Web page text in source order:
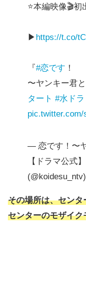
⭐️本編映像🎬初
▶︎ https://t.co/
『 #恋です ！
〜ヤンキー君
タート #水ドラ
— 恋です！〜
【ドラマ公式
(@koidesu_ntv)
その場所は、センタ
センターのモザイク